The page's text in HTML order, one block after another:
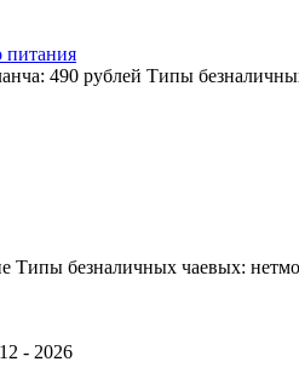
питания
490 рублей Типы
безналичных чаевых:
- 2026